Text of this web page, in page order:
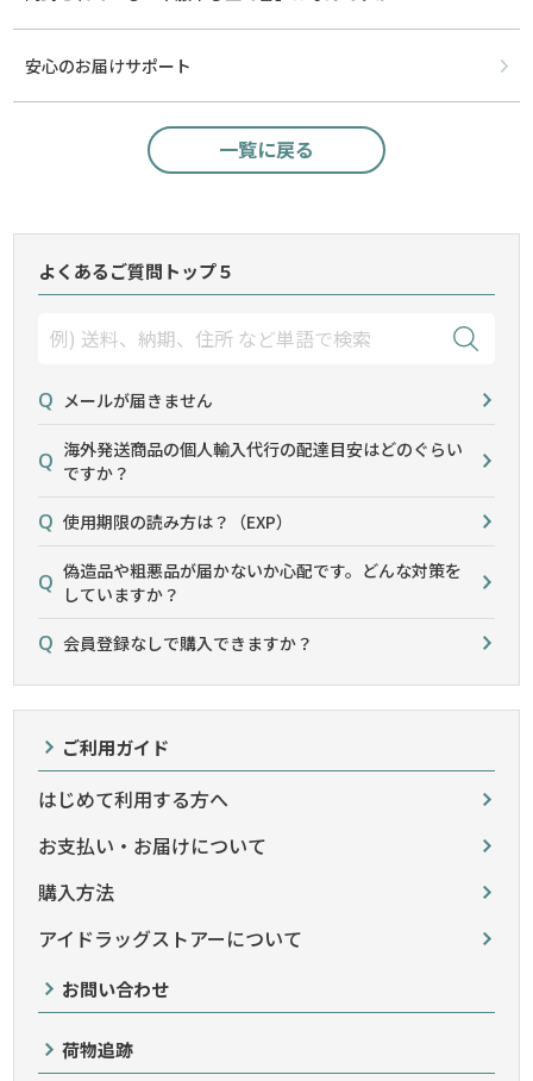
安心のお届けサポート
一覧に戻る
よくあるご質問トップ５
メールが届きません
海外発送商品の個人輸入代行の配達目安はどのぐらい
ですか？
使用期限の読み方は？（EXP）
偽造品や粗悪品が届かないか心配です。どんな対策を
していますか？
会員登録なしで購入できますか？
ご利用ガイド
はじめて利用する方へ
お支払い・お届けについて
購入方法
アイドラッグストアーについて
お問い合わせ
荷物追跡